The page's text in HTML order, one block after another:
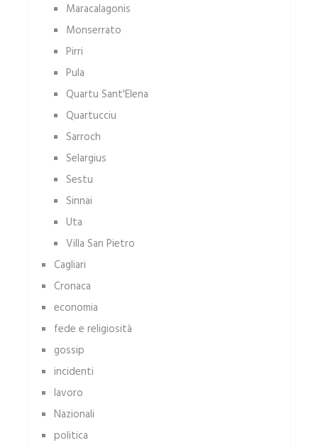
Maracalagonis
Monserrato
Pirri
Pula
Quartu Sant'Elena
Quartucciu
Sarroch
Selargius
Sestu
Sinnai
Uta
Villa San Pietro
Cagliari
Cronaca
economia
fede e religiosità
gossip
incidenti
lavoro
Nazionali
politica